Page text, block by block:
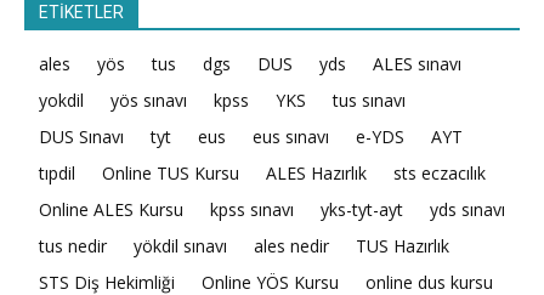
ETİKETLER
ales yös tus dgs DUS yds
ALES sınavı
yokdil
yös sınavı kpss YKS
tus sınavı
DUS Sınavı
tyt eus eus sınavı e-YDS
AYT
tıpdil
Online TUS Kursu ALES Hazırlık
sts eczacılık
Online ALES Kursu
kpss sınavı yks-tyt-ayt
yds sınavı
tus nedir
yökdil sınavı ales nedir
TUS Hazırlık
STS Diş Hekimliği
Online YÖS Kursu
online dus kursu